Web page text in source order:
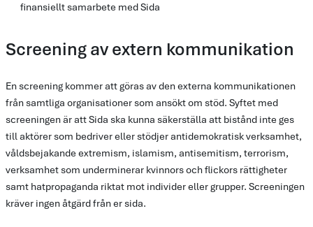
finansiellt samarbete med Sida
Screening av extern kommunikation
En screening kommer att göras av den externa kommunikationen
från samtliga organisationer som ansökt om stöd. Syftet med
screeningen är att Sida ska kunna säkerställa att bistånd inte ges
till aktörer som bedriver eller stödjer antidemokratisk verksamhet,
våldsbejakande extremism, islamism, antisemitism, terrorism,
verksamhet som underminerar kvinnors och flickors rättigheter
samt hatpropaganda riktat mot individer eller grupper. Screeningen
kräver ingen åtgärd från er sida.